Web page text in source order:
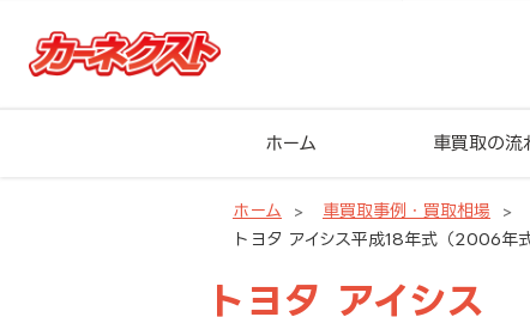
ホーム 車買取の流
ホーム 車買取事例・買取相場
トヨタ アイシス平成18年式（2006
トヨタ アイシス